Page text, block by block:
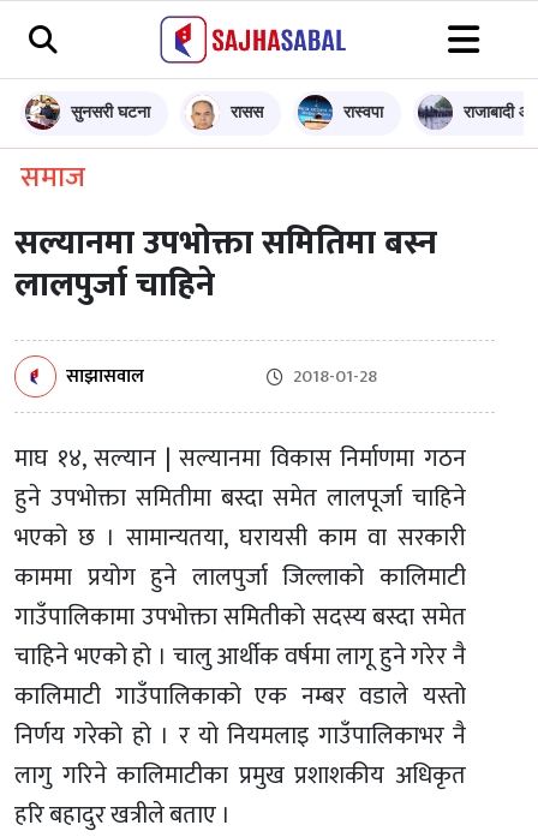
सुनसरी घटना रासस रास्वपा राजाबादी
समाज
सल्यानमा उपभोक्ता समितिमा बस्न
लालपुर्जा चाहिने
साझासवाल 2018-01-28
माघ १४, सल्यान | सल्यानमा विकास निर्माणमा गठन
हुने उपभोक्ता समितीमा बस्दा समेत लालपूर्जा चाहिने
भएको छ । सामान्यतया, घरायसी काम वा सरकारी
काममा प्रयोग हुने लालपुर्जा जिल्लाको कालिमाटी
गाउँपालिकामा उपभोक्ता समितीको सदस्य बस्दा समेत
चाहिने भएको हो । चालु आर्थीक वर्षमा लागू हुने गरेर नै
कालिमाटी गाउँपालिकाको एक नम्बर वडाले यस्तो
निर्णय गरेको हो । र यो नियमलाइ गाउँपालिकाभर नै
लागु गरिने कालिमाटीका प्रमुख प्रशाशकीय अधिकृत
हरि बहादुर खत्रीले बताए ।